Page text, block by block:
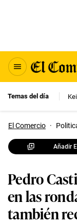
Temas del día
El Comercio ·
Añadir
Pedro
en las
también